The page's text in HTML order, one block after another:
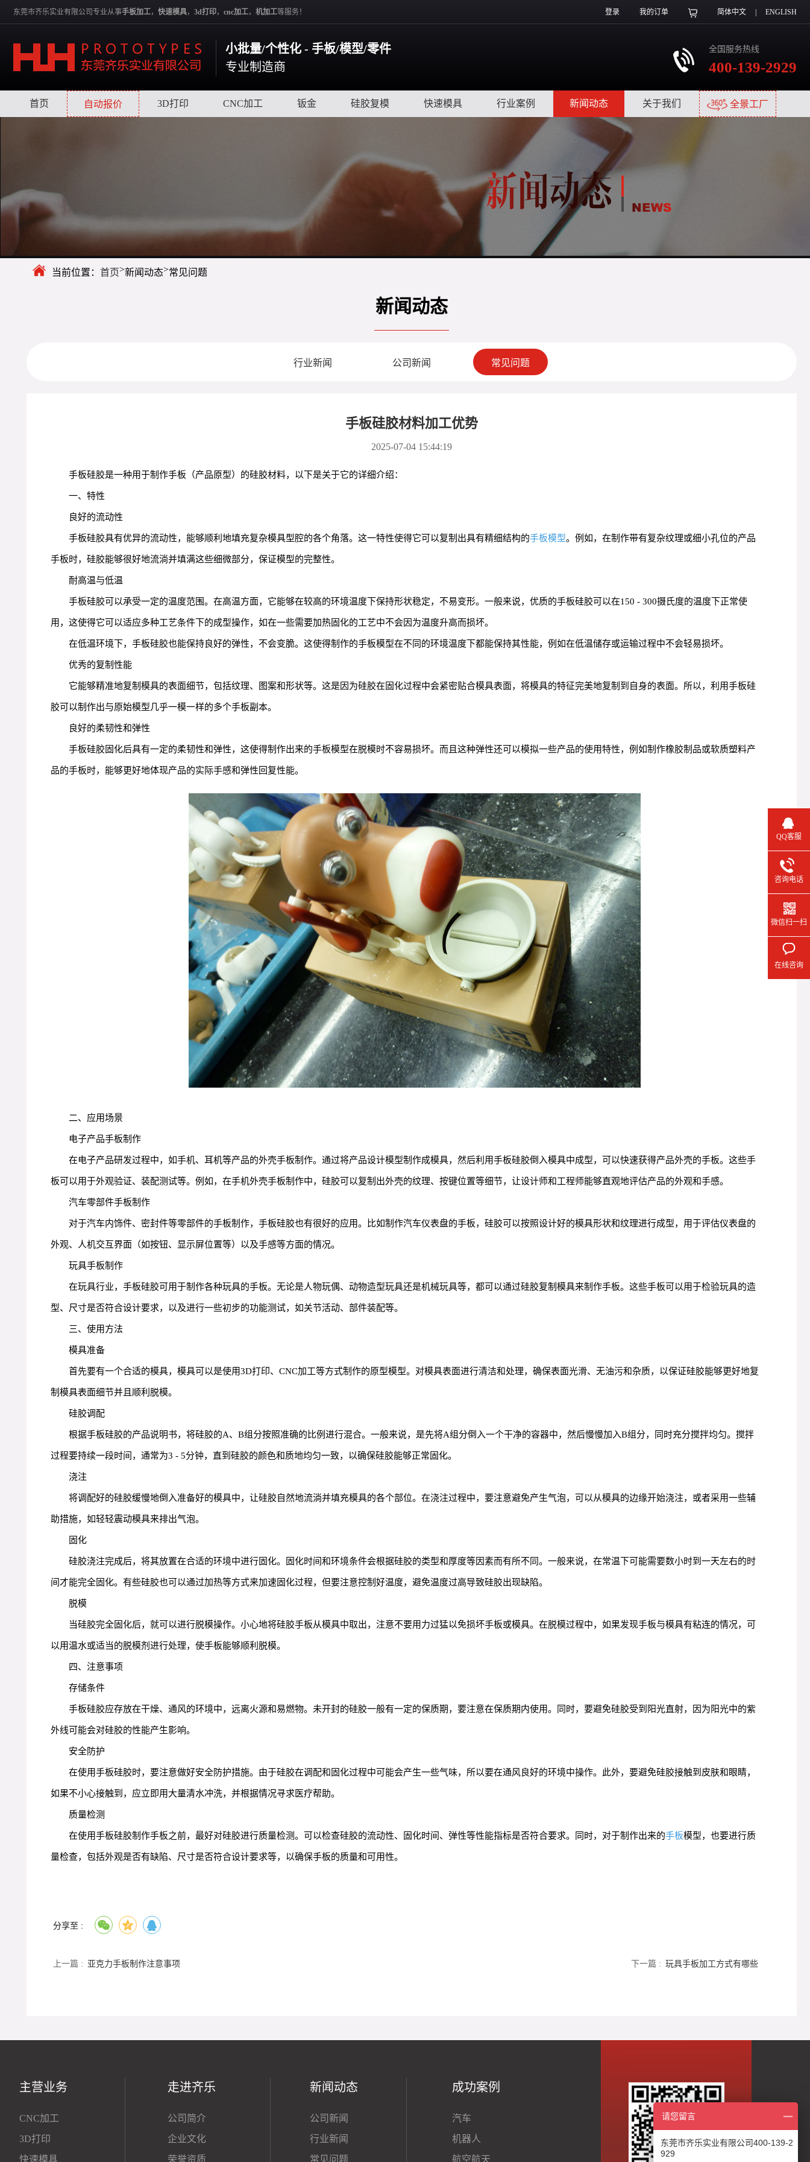
东莞市齐乐实业有限公司专业从事手板加工， 快速模具， 3d打印， cnc加工， 机加工等服务！ 登录 我的订单 简体中文 ENGLISH
小批量/个性化 - 手板/模型/零件
专业制造商
全国服务热线
400-139-2929
首页 自动报价 3D打印 CNC加工 钣金 硅胶复模 快速模具 行业案例 新闻动态 关于我们 全景工厂
当前位置： 首页>新闻动态>常见问题
新闻动态
行业新闻 公司新闻 常见问题
手板硅胶材料加工优势
2025-07-04 15:44:19
手板硅胶是一种用于制作手板（产品原型）的硅胶材料，以下是关于它的详细介绍：
一、特性
良好的流动性
手板硅胶具有优异的流动性，能够顺利地填充复杂模具型腔的各个角落。这一特性使得它可以复制出具有精细结构的手板模型。例如，在制作带有复杂纹理或细小孔位的产品
手板时，硅胶能够很好地流淌并填满这些细微部分，保证模型的完整性。
耐高温与低温
手板硅胶可以承受一定的温度范围。在高温方面，它能够在较高的环境温度下保持形状稳定，不易变形。一般来说，优质的手板硅胶可以在150 - 300摄氏度的温度下正常使
用，这使得它可以适应多种工艺条件下的成型操作，如在一些需要加热固化的工艺中不会因为温度升高而损坏。
在低温环境下，手板硅胶也能保持良好的弹性，不会变脆。这使得制作的手板模型在不同的环境温度下都能保持其性能，例如在低温储存或运输过程中不会轻易损坏。
优秀的复制性能
它能够精准地复制模具的表面细节，包括纹理、图案和形状等。这是因为硅胶在固化过程中会紧密贴合模具表面，将模具的特征完美地复制到自身的表面。所以，利用手板硅
胶可以制作出与原始模型几乎一模一样的多个手板副本。
良好的柔韧性和弹性
手板硅胶固化后具有一定的柔韧性和弹性，这使得制作出来的手板模型在脱模时不容易损坏。而且这种弹性还可以模拟一些产品的使用特性，例如制作橡胶制品或软质塑料产
品的手板时，能够更好地体现产品的实际手感和弹性回复性能。
二、应用场景
电子产品手板制作
在电子产品研发过程中，如手机、耳机等产品的外壳手板制作。通过将产品设计模型制作成模具，然后利用手板硅胶倒入模具中成型，可以快速获得产品外壳的手板。这些手
板可以用于外观验证、装配测试等。例如，在手机外壳手板制作中，硅胶可以复制出外壳的纹理、按键位置等细节，让设计师和工程师能够直观地评估产品的外观和手感。
汽车零部件手板制作
对于汽车内饰件、密封件等零部件的手板制作，手板硅胶也有很好的应用。比如制作汽车仪表盘的手板，硅胶可以按照设计好的模具形状和纹理进行成型，用于评估仪表盘的
外观、人机交互界面（如按钮、显示屏位置等）以及手感等方面的情况。
玩具手板制作
在玩具行业，手板硅胶可用于制作各种玩具的手板。无论是人物玩偶、动物造型玩具还是机械玩具等，都可以通过硅胶复制模具来制作手板。这些手板可以用于检验玩具的造
型、尺寸是否符合设计要求，以及进行一些初步的功能测试，如关节活动、部件装配等。
三、使用方法
模具准备
首先要有一个合适的模具，模具可以是使用3D打印、CNC加工等方式制作的原型模型。对模具表面进行清洁和处理，确保表面光滑、无油污和杂质，以保证硅胶能够更好地复
制模具表面细节并且顺利脱模。
硅胶调配
根据手板硅胶的产品说明书，将硅胶的A、B组分按照准确的比例进行混合。一般来说，是先将A组分倒入一个干净的容器中，然后慢慢加入B组分，同时充分搅拌均匀。搅拌
过程要持续一段时间，通常为3 - 5分钟，直到硅胶的颜色和质地均匀一致，以确保硅胶能够正常固化。
浇注
将调配好的硅胶缓慢地倒入准备好的模具中，让硅胶自然地流淌并填充模具的各个部位。在浇注过程中，要注意避免产生气泡，可以从模具的边缘开始浇注，或者采用一些辅
助措施，如轻轻震动模具来排出气泡。
固化
硅胶浇注完成后，将其放置在合适的环境中进行固化。固化时间和环境条件会根据硅胶的类型和厚度等因素而有所不同。一般来说，在常温下可能需要数小时到一天左右的时
间才能完全固化。有些硅胶也可以通过加热等方式来加速固化过程，但要注意控制好温度，避免温度过高导致硅胶出现缺陷。
脱模
当硅胶完全固化后，就可以进行脱模操作。小心地将硅胶手板从模具中取出，注意不要用力过猛以免损坏手板或模具。在脱模过程中，如果发现手板与模具有粘连的情况，可
以用温水或适当的脱模剂进行处理，使手板能够顺利脱模。
四、注意事项
存储条件
手板硅胶应存放在干燥、通风的环境中，远离火源和易燃物。未开封的硅胶一般有一定的保质期，要注意在保质期内使用。同时，要避免硅胶受到阳光直射，因为阳光中的紫
外线可能会对硅胶的性能产生影响。
安全防护
在使用手板硅胶时，要注意做好安全防护措施。由于硅胶在调配和固化过程中可能会产生一些气味，所以要在通风良好的环境中操作。此外，要避免硅胶接触到皮肤和眼睛，
如果不小心接触到，应立即用大量清水冲洗，并根据情况寻求医疗帮助。
质量检测
在使用手板硅胶制作手板之前，最好对硅胶进行质量检测。可以检查硅胶的流动性、固化时间、弹性等性能指标是否符合要求。同时，对于制作出来的手板模型，也要进行质
量检查，包括外观是否有缺陷、尺寸是否符合设计要求等，以确保手板的质量和可用性。
分享至 :
上一篇 : 亚克力手板制作注意事项 下一篇 : 玩具手板加工方式有哪些
主营业务
CNC加工
3D打印
快速模具
走进齐乐
公司简介
企业文化
荣誉资质
新闻动态
公司新闻
行业新闻
常见问题
成功案例
汽车
机器人
航空航天
QQ客服
咨询电话
微信扫一扫
在线咨询
请您留言
东莞市齐乐实业有限公司400-139-2
929